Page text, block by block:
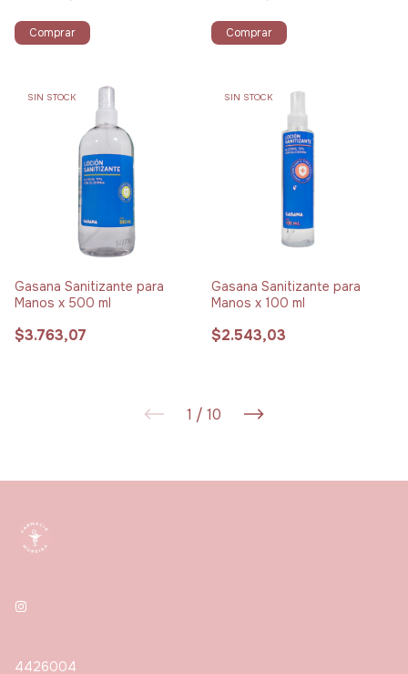
Comprar Comprar
SIN STOCK
Gasana Sanitizante para
Manos x 500 ml
$3.763,07
SIN STOCK
Gasana Sanitizante para
Manos x 100 ml
$2.543,03
1 / 10
4426004